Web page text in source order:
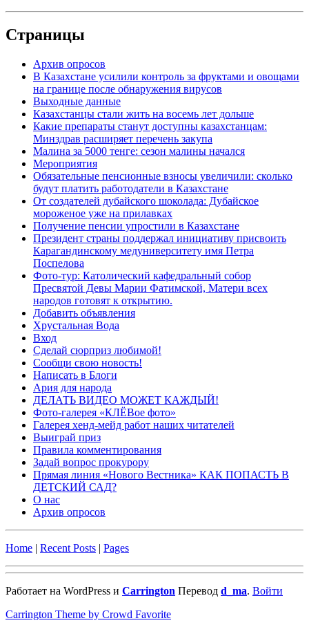
Страницы
Архив опросов
В Казахстане усилили контроль за фруктами и овощами
на границе после обнаружения вирусов
Выходные данные
Казахстанцы стали жить на восемь лет дольше
Какие препараты станут доступны казахстанцам:
Минздрав расширяет перечень закупа
Малина за 5000 тенге: сезон малины начался
Мероприятия
Обязательные пенсионные взносы увеличили: сколько
будут платить работодатели в Казахстане
От создателей дубайского шоколада: Дубайское
мороженое уже на прилавках
Получение пенсии упростили в Казахстане
Президент страны поддержал инициативу присвоить
Карагандинскому медуниверситету имя Петра
Поспелова
Фото-тур: Католический кафедральный собор
Пресвятой Девы Марии Фатимской, Матери всех
народов готовят к открытию.
Добавить объявления
Хрустальная Вода
Вход
Сделай сюрприз любимой!
Сообщи свою новость!
Написать в Блоги
Ария для народа
ДЕЛАТЬ ВИДЕО МОЖЕТ КАЖДЫЙ!
Фото-галерея «КЛЁВое фото»
Галерея хенд-мейд работ наших читателей
Выиграй приз
Правила комментирования
Задай вопрос прокурору
Прямая линия «Нового Вестника» КАК ПОПАСТЬ В
ДЕТСКИЙ САД?
О нас
Архив опросов
Home | Recent Posts | Pages
Работает на WordPress и Carrington Перевод d_ma. Войти
Carrington Theme by Crowd Favorite